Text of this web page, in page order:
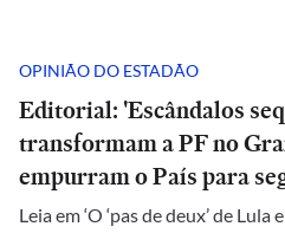
OPINIÃO DO ESTADÃO
Editorial: 'Escândalos
transformam a PF no
empurram o País para
Leia em ‘O ‘pas de deux’ de Lula